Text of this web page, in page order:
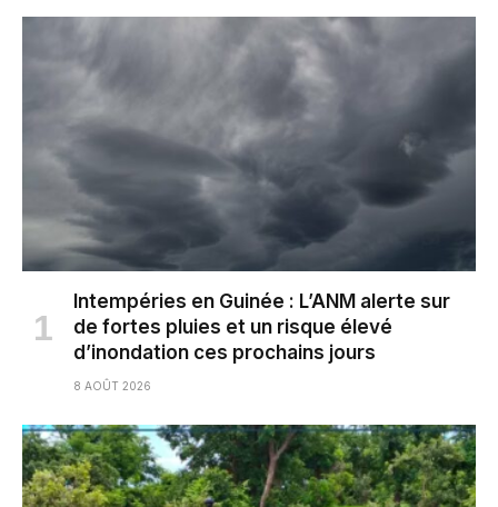
Intempéries en Guinée : L’ANM alerte sur
de fortes pluies et un risque élevé
d’inondation ces prochains jours
8 AOÛT 2026